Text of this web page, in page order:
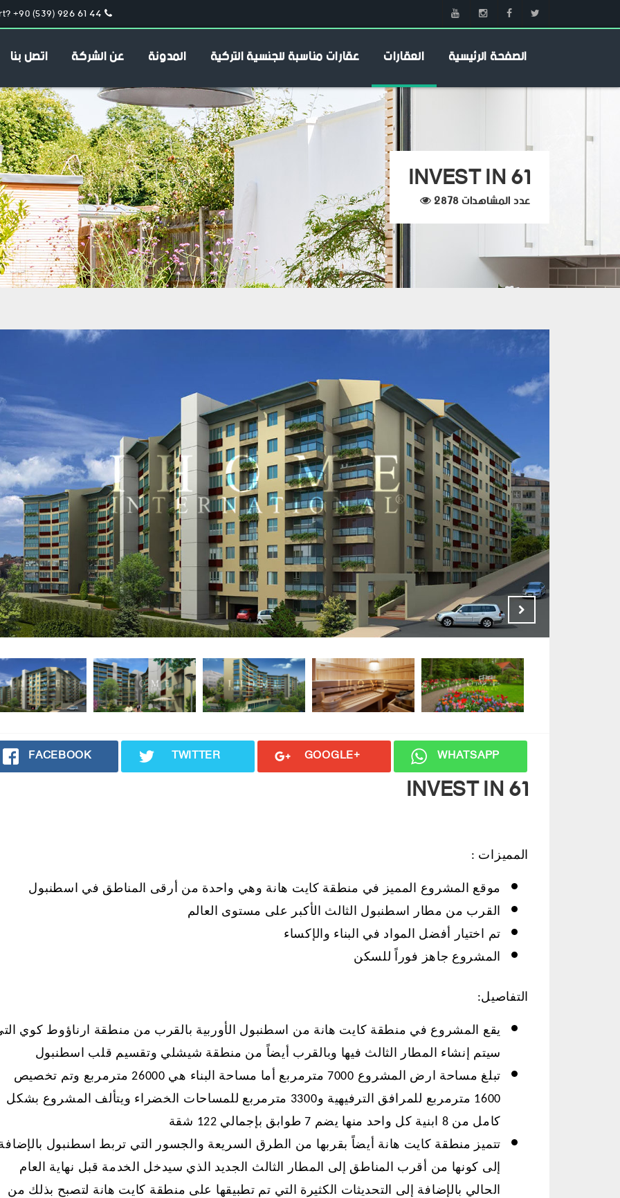
+90 (539) 926 61 44
الصفحة الرئيسية العقارات عقارات مناسبة للجنسية التركية المدونة عن الشركة اتصل بنا
INVEST IN 61
عدد المشاهدات 2878
FACEBOOK TWITTER GOOGLE+ WHATSAPP
INVEST IN 61
المميزات :
موقع المشروع المميز في منطقة كايت هانة وهي واحدة من أرقى المناطق في اسطنبول
القرب من مطار اسطنبول الثالث الأكبر على مستوى العالم
تم اختيار أفضل المواد في البناء والإكساء
المشروع جاهز فوراً للسكن
التفاصيل:
يقع المشروع في منطقة كايت هانة من اسطنبول الأوربية بالقرب من منطقة ارناؤوط كوي
سيتم إنشاء المطار الثالث فيها وبالقرب أيضاً من منطقة شيشلي وتقسيم قلب اسطنبول
تبلغ مساحة ارض المشروع 7000 مترمربع أما مساحة البناء هي 26000 مترمربع وتم تخصيص
1600 مترمربع للمرافق الترفيهية و3300 مترمربع للمساحات الخضراء ويتألف المشروع بشكل
كامل من 8 ابنية كل واحد منها يضم 7 طوابق بإجمالي 122 شقة
تتميز منطقة كايت هانة أيضاً بقربها من الطرق السريعة والجسور التي تربط اسطنبول
إلى كونها من أقرب المناطق إلى المطار الثالث الجديد الذي سيدخل الخدمة قبل نهاية العام
الحالي بالإضافة إلى التحديثات الكثيرة التي تم تطبيقها على منطقة كايت هانة لتصبح بذلك من
منطقة اسنيورت.. ما لا يخبرك به أحد عن شراء العقارات في
اسطنبول: الرسوم والضرائب والتكاليف
الخفية
منطقة اسنيورت في اسطنبول تركيا تعرف على مشروع قناة اسطنبول في
عام 2018